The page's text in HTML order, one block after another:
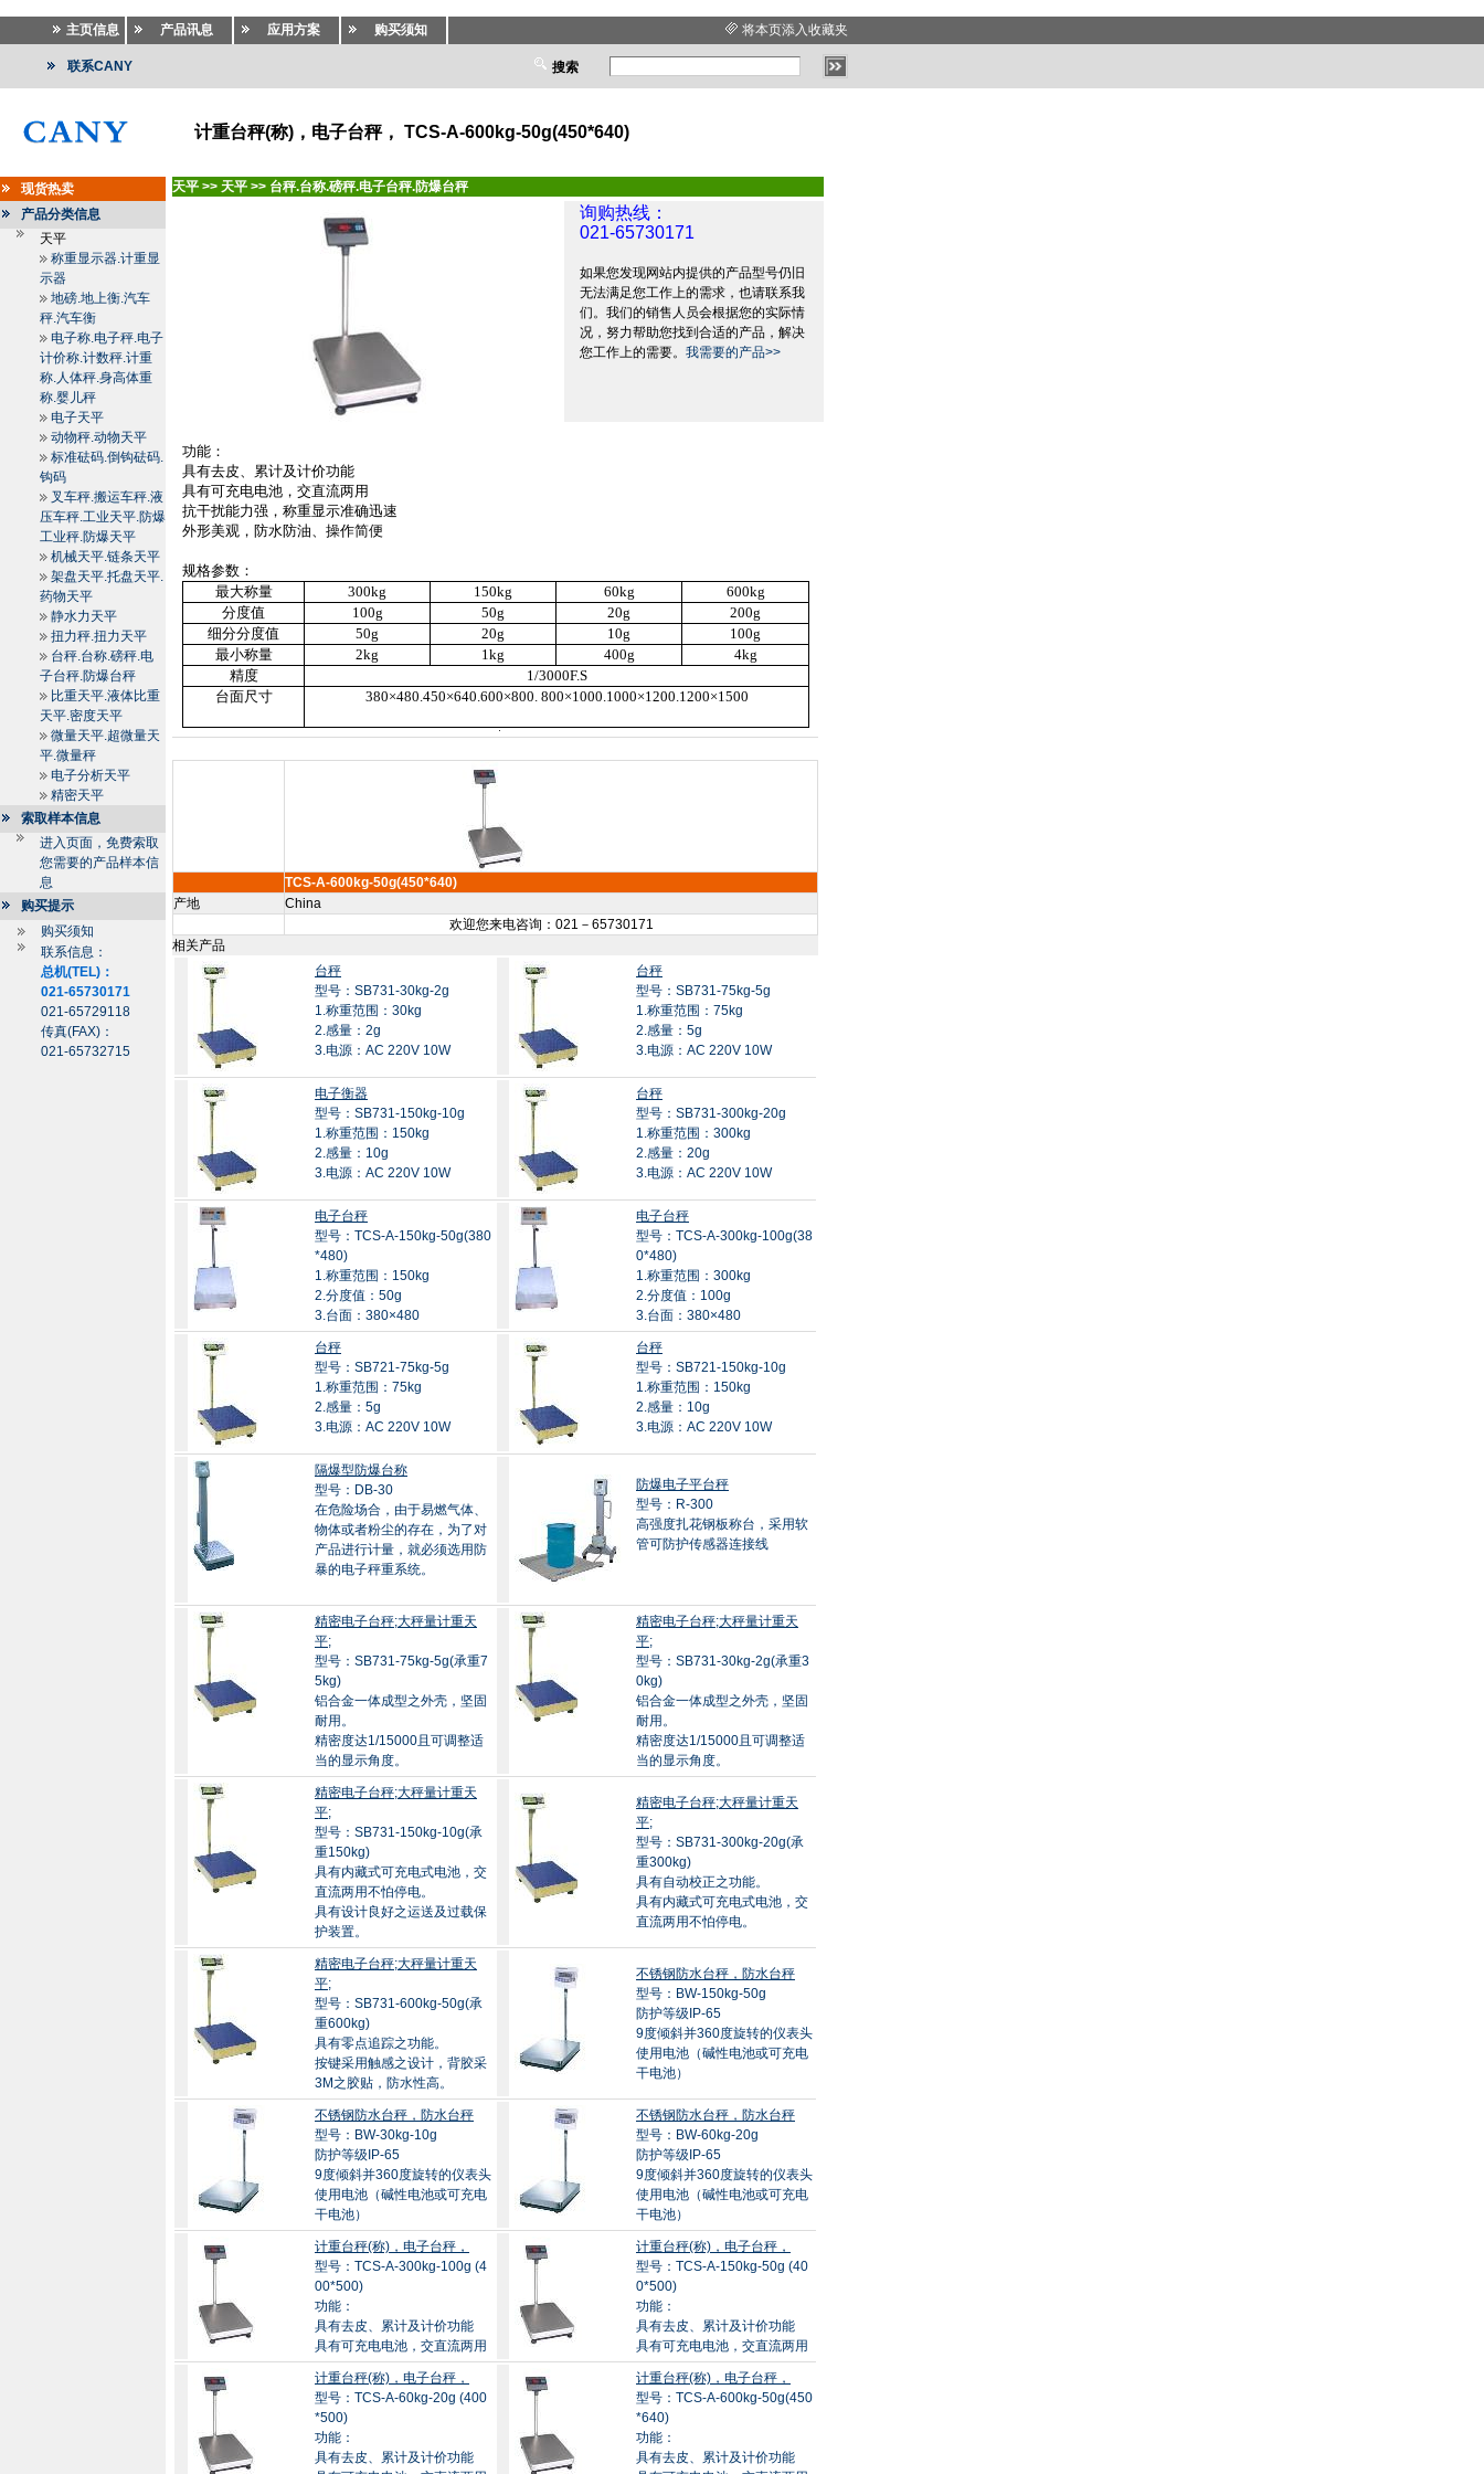
主页信息 产品讯息 应用方案 购买须知 将本页添入收藏夹
联系CANY 搜索
计重台秤(称)，电子台秤， TCS-A-600kg-50g(450*640)
现货热卖
产品分类信息
天平
称重显示器.计重显
示器
地磅.地上衡.汽车
秤.汽车衡
电子称.电子秤.电子
计价称.计数秤.计重
称.人体秤.身高体重
称.婴儿秤
电子天平
动物秤.动物天平
标准砝码.倒钩砝码.
钩码
叉车秤.搬运车秤.液
压车秤.工业天平.防爆
工业秤.防爆天平
机械天平.链条天平
架盘天平.托盘天平.
药物天平
静水力天平
扭力秤.扭力天平
台秤.台称.磅秤.电
子台秤.防爆台秤
比重天平.液体比重
天平.密度天平
微量天平.超微量天
平.微量秤
电子分析天平
精密天平
索取样本信息
进入页面，免费索取
您需要的产品样本信
息
购买提示
购买须知
联系信息：
总机(TEL)：
021-65730171
021-65729118
传真(FAX)：
021-65732715
天平 >> 天平 >> 台秤.台称.磅秤.电子台秤.防爆台秤
询购热线：
021-65730171
如果您发现网站内提供的产品型号仍旧
无法满足您工作上的需求，也请联系我
们。我们的销售人员会根据您的实际情
况，努力帮助您找到合适的产品，解决
您工作上的需要。 我需要的产品>>
功能：
具有去皮、累计及计价功能
具有可充电电池，交直流两用
抗干扰能力强，称重显示准确迅速
外形美观，防水防油、操作简便
规格参数：
最大称量
300kg 150kg 60kg
600kg
分度值
100g 50g 20g
200g
细分分度值
50g 20g 10g
100g
最小称量
2kg 1kg 400g
4kg
精度
1/3000F.S
台面尺寸
380×480.450×640.600×800. 800×1000.1000×1200.1200×1500
TCS-A-600kg-50g(450*640)
产地
China
欢迎您来电咨询：021－65730171
相关产品
台秤
型号：SB731-30kg-2g
1.称重范围：30kg
2.感量：2g
3.电源：AC 220V 10W
台秤
型号：SB731-75kg-5g
1.称重范围：75kg
2.感量：5g
3.电源：AC 220V 10W
电子衡器
型号：SB731-150kg-10g
1.称重范围：150kg
2.感量：10g
3.电源：AC 220V 10W
台秤
型号：SB731-300kg-20g
1.称重范围：300kg
2.感量：20g
3.电源：AC 220V 10W
电子台秤
型号：TCS-A-150kg-50g(380
*480)
1.称重范围：150kg
2.分度值：50g
3.台面：380×480
电子台秤
型号：TCS-A-300kg-100g(38
0*480)
1.称重范围：300kg
2.分度值：100g
3.台面：380×480
台秤
型号：SB721-75kg-5g
1.称重范围：75kg
2.感量：5g
3.电源：AC 220V 10W
台秤
型号：SB721-150kg-10g
1.称重范围：150kg
2.感量：10g
3.电源：AC 220V 10W
隔爆型防爆台称
型号：DB-30
在危险场合，由于易燃气体、
物体或者粉尘的存在，为了对
产品进行计量，就必须选用防
暴的电子秤重系统。
防爆电子平台秤
型号：R-300
高强度扎花钢板称台，采用软
管可防护传感器连接线
精密电子台秤;大秤量计重天
平;
型号：SB731-75kg-5g(承重7
5kg)
铝合金一体成型之外壳，坚固
耐用。
精密度达1/15000且可调整适
当的显示角度。
精密电子台秤;大秤量计重天
平;
型号：SB731-30kg-2g(承重3
0kg)
铝合金一体成型之外壳，坚固
耐用。
精密度达1/15000且可调整适
当的显示角度。
精密电子台秤;大秤量计重天
平;
型号：SB731-150kg-10g(承
重150kg)
具有内藏式可充电式电池，交
直流两用不怕停电。
具有设计良好之运送及过载保
护装置。
精密电子台秤;大秤量计重天
平;
型号：SB731-300kg-20g(承
重300kg)
具有自动校正之功能。
具有内藏式可充电式电池，交
直流两用不怕停电。
精密电子台秤;大秤量计重天
平;
型号：SB731-600kg-50g(承
重600kg)
具有零点追踪之功能。
按键采用触感之设计，背胶采
3M之胶贴，防水性高。
不锈钢防水台秤，防水台秤
型号：BW-150kg-50g
防护等级IP-65
9度倾斜并360度旋转的仪表头
使用电池（碱性电池或可充电
干电池）
不锈钢防水台秤，防水台秤
型号：BW-30kg-10g
防护等级IP-65
9度倾斜并360度旋转的仪表头
使用电池（碱性电池或可充电
干电池）
不锈钢防水台秤，防水台秤
型号：BW-60kg-20g
防护等级IP-65
9度倾斜并360度旋转的仪表头
使用电池（碱性电池或可充电
干电池）
计重台秤(称)，电子台秤，
型号：TCS-A-300kg-100g (4
00*500)
功能：
具有去皮、累计及计价功能
具有可充电电池，交直流两用
计重台秤(称)，电子台秤，
型号：TCS-A-150kg-50g (40
0*500)
功能：
具有去皮、累计及计价功能
具有可充电电池，交直流两用
计重台秤(称)，电子台秤，
型号：TCS-A-60kg-20g (400
*500)
功能：
具有去皮、累计及计价功能
计重台秤(称)，电子台秤，
型号：TCS-A-600kg-50g(450
*640)
功能：
具有去皮、累计及计价功能